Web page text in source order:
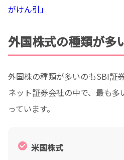
がけん引」
外国株式の種類が多
外国株の種類が多いのもSBI証
ネット証券会社の中で、最も
っています。
米国株式